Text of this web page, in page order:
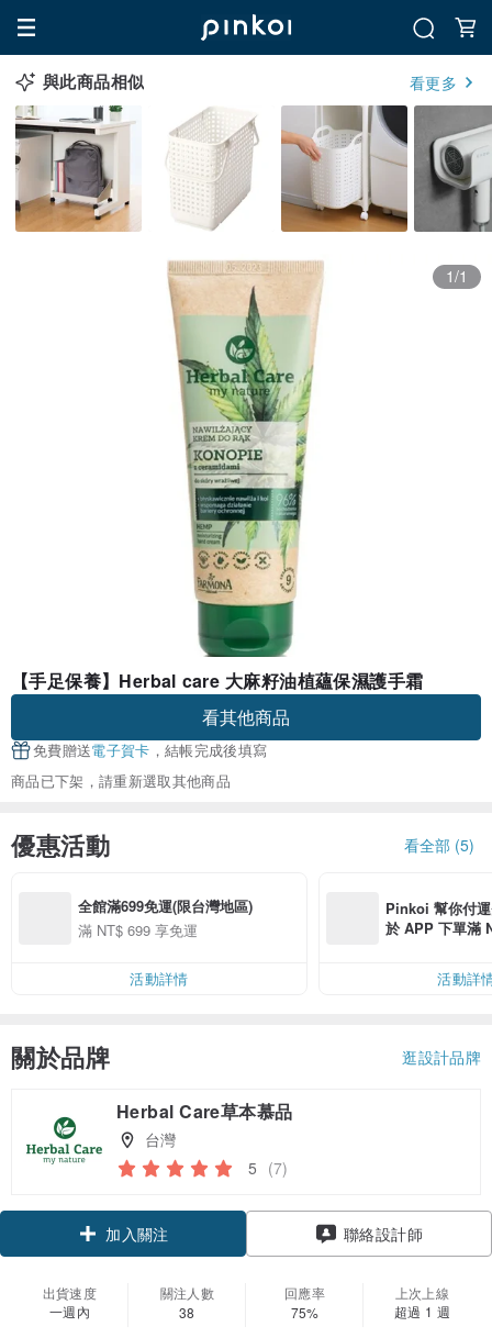
與此商品相似 看更多
1/1
【手足保養】Herbal care 大麻籽油植蘊保濕護手霜
看其他商品
免費贈送電子賀卡 ，結帳完成後填寫
商品已下架，請重新選取其他商品
優惠活動 看全部 (5)
全館滿699免運(限台灣地區)
滿 NT$ 699 享免運
活動詳情
Pinkoi 幫你付
於 APP 下單滿
活動詳
關於品牌 逛設計品牌
Herbal Care草本慕品
台灣
5 (7)
加入關注 聯絡設計師
出貨速度
一週內
關注人數
38
回應率
75%
上次上線
超過 1 週